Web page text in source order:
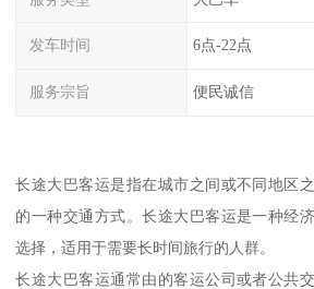
发车时间 6点-22点
服务宗旨 便民诚信
长途大巴客运是指在城市之间或不同地区
的一种交通方式。长途大巴客运是一种经
选择，适用于需要长时间旅行的人群。
长途大巴客运通常由的客运公司或者公共